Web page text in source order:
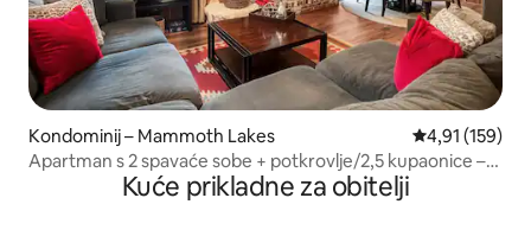
Kondominij – Mammoth Lakes Prosječna
4,91 (159)
Apartman s 2 spavaće sobe + potkrovlje/2,5 kupaonice –
skijalište iza kuće/teniski teren za Pickleball
Kuće prikladne za obitelji